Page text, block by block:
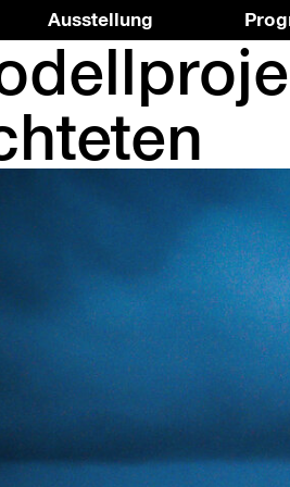
Ausstellung